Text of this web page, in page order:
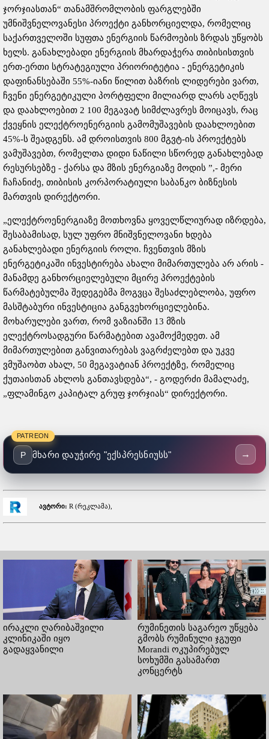
ჯორჯიასთან“ თანამშრომლობის ფარგლებში
უმნიშვნელოვანესი პროექტი განხორციელდა, რომელიც
საქართველოში სუფთა ენერგიის წარმოების ზრდას უწყობს
ხელს. განახლებადი ენერგიის მხარდაჭერა თიბისისთვის
ერთ-ერთი სტრატეგიული პრიორიტეტია - ენერგეტიკის
დაფინანსებაში 55%-იანი წილით ბაზრის ლიდერები ვართ,
ჩვენი ენერგეტიკული პორტფელი მილიარდ ლარს აღწევს
და დაახლოებით 2 100 მეგავატ სიმძლავრეს მოიცავს, რაც
ქვეყნის ელექტროენერგიის გამომუშავების დაახლოებით
45%-ს შეადგენს. ამ დროისთვის 800 მგვტ-ის პროექტებს
ვამუშავებთ, რომელთა დიდი ნაწილი სწორედ განახლებად
რესურსებზე - ქარსა და მზის ენერგიაზე მოდის ”,- მერი
ჩაჩანიძე, თიბისის კორპორატიული საბანკო ბიზნესის
მართვის დირექტორი.
„ელექტროენერგიაზე მოთხოვნა ყოველწლიურად იზრდება,
შესაბამისად, სულ უფრო მნიშვნელოვანი ხდება
განახლებადი ენერგიის როლი. ჩვენთვის მზის
ენერგეტიკაში ინვესტირება ახალი მიმართულება არ არის -
მანამდე განხორციელებული მცირე პროექტების
წარმატებულმა შედეგებმა მოგვცა შესაძლებლობა, უფრო
მასშტაბური ინვესტიცია განგვეხორციელებინა.
მოხარულები ვართ, რომ ვაზიანში 13 მზის
ელექტროსადგური წარმატებით ავამოქმედეთ. ამ
მიმართულებით განვითარებას ვაგრძელებთ და უკვე
ვმუშაობთ ახალ, 50 მეგავატიან პროექტზე, რომელიც
ქუთაისთან ახლოს განთავსდება“, - გოდერძი მამალაძე,
„ფლამინგო კაპიტალ გრუფ ჯორჯიას“ დირექტორი.
PATREON
P მხარი დაუჭირე "ექსპრესნიუსს" →
ავტორი: R (რეკლამა),
ირაკლი ღარიბაშვილი
კლინიკაში იყო
გადაყვანილი
რუმინეთის საგარეო უწყება
გმობს რუმინული ჯგუფი
Morandi ოკუპირებულ
სოხუმში გასამართ
კონცერტს